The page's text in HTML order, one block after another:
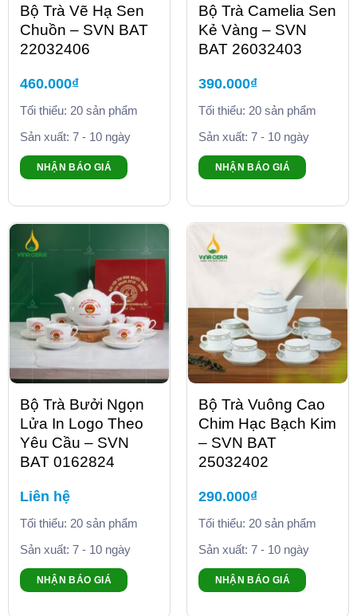
Bộ Trà Vẽ Hạ Sen
Chuồn – SVN BAT
22032406
460.000₫
Tối thiểu: 20 sản phẩm
Sản xuất: 7 - 10 ngày
NHẬN BÁO GIÁ
Bộ Trà Camelia Sen
Kẻ Vàng – SVN
BAT 26032403
390.000₫
Tối thiểu: 20 sản phẩm
Sản xuất: 7 - 10 ngày
NHẬN BÁO GIÁ
Bộ Trà Bưởi Ngọn
Lửa In Logo Theo
Yêu Cầu – SVN
BAT 0162824
Liên hệ
Tối thiểu: 20 sản phẩm
Sản xuất: 7 - 10 ngày
NHẬN BÁO GIÁ
Bộ Trà Vuông Cao
Chim Hạc Bạch Kim
– SVN BAT
25032402
290.000₫
Tối thiểu: 20 sản phẩm
Sản xuất: 7 - 10 ngày
NHẬN BÁO GIÁ